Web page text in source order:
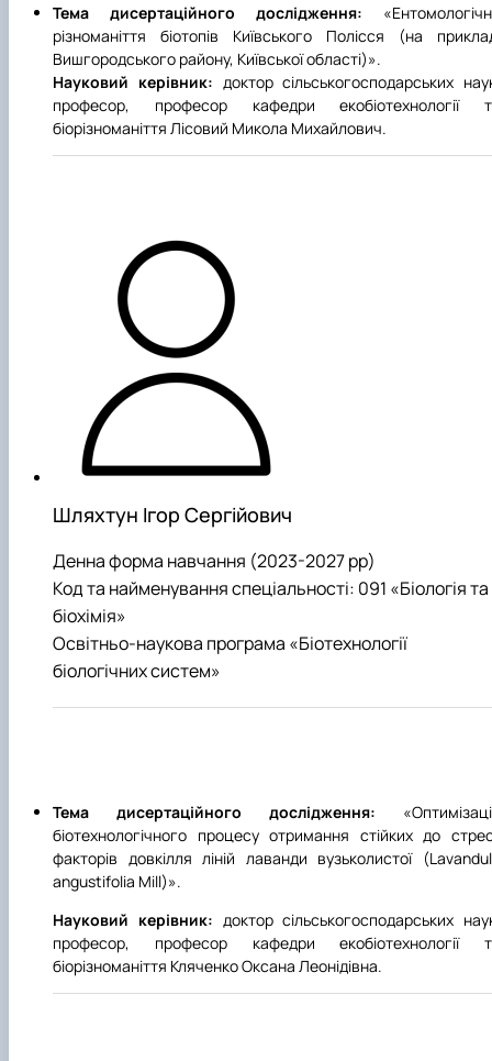
Тема дисертаційного дослідження:
різноманіття біотопів Київського Полісся (на
Вишгородського району, Київської області)».
Науковий керівник: доктор сільськогосподарських
професор, професор кафедри екобіотехнології
біорізноманіття Лісовий Микола Михайлович.
Шляхтун Ігор Сергійович
Денна форма навчання (2023-2027 рр)
Код та найменування спеціальності: 091 «Біологія та
біохімія»
Освітньо-наукова програма «Біотехнології
біологічних систем»
Тема дисертаційного дослідження:
біотехнологічного процесу отримання стійких до
факторів довкілля ліній лаванди вузьколистої
angustifolia Mill)».
Науковий керівник: доктор сільськогосподарських
професор, професор кафедри екобіотехнології
біорізноманіття Кляченко Оксана Леонідівна.